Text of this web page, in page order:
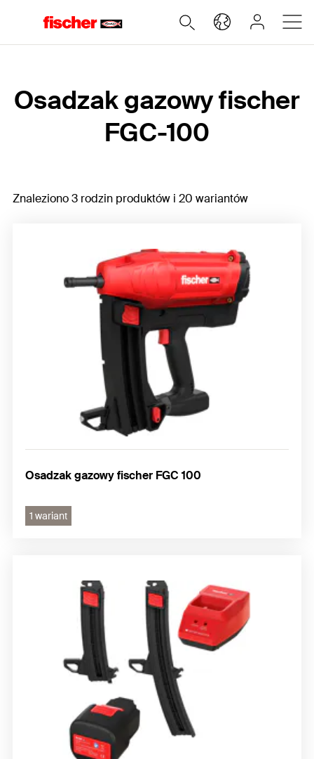
Osadzak gazowy fischer
FGC-100
Znaleziono 3 rodzin produktów i 20 wariantów
Osadzak gazowy fischer FGC 100
1 wariant